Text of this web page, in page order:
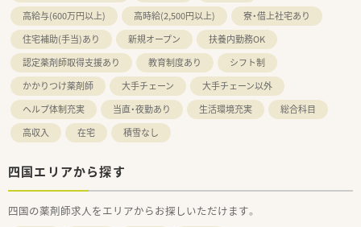
高給与(600万円以上)
高時給(2,500円以上)
寮・借上社宅あり
住宅補助(手当)あり
新規オープン
扶養内勤務OK
認定薬剤師取得支援あり
教育制度あり
シフト制
かかりつけ薬剤師
大手チェーン
大手チェーン以外
ヘルプ体制充実
当直・夜勤あり 生活環境充実
総合科目
高収入
在宅 積雪なし
四国エリアから探す
四国の薬剤師求人をエリアからお探しいただけます。